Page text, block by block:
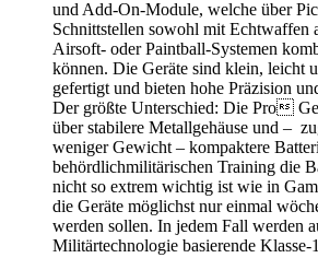
und Add-On-Module, welche über
Schnittstellen sowohl mit Echtwaffen
Airsoft- oder Paintball-Systemen
können. Die Geräte sind klein, leicht
gefertigt und bieten hohe Präzision
Der größte Unterschied: Die Pro
über stabilere Metallgehäuse und –
weniger Gewicht – kompaktere
behördlichmilitärischen Training die
nicht so extrem wichtig ist wie in
die Geräte möglichst nur einmal
werden sollen. In jedem Fall werden
Militärtechnologie basierende Klasse-